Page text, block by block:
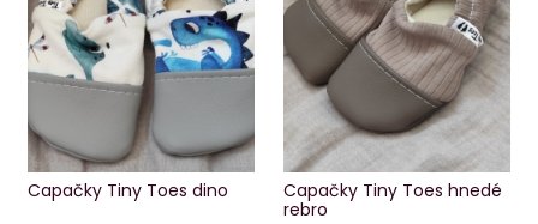
Capačky Tiny Toes dino
Capačky Tiny Toes hnedé
rebro